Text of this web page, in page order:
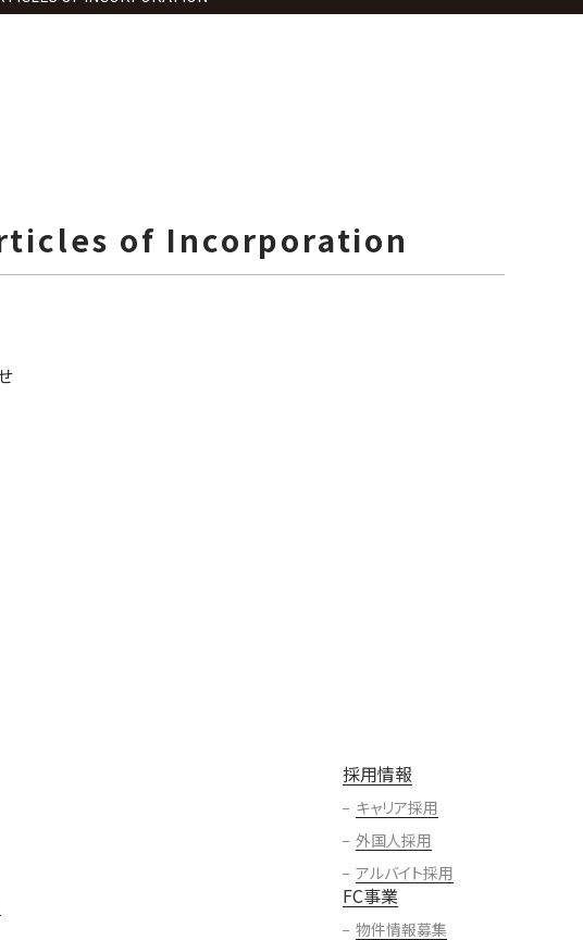
of Incorporation
採用情報
キャリア採用
外国人採用
アルバイト採用
FC事業
物件情報募集